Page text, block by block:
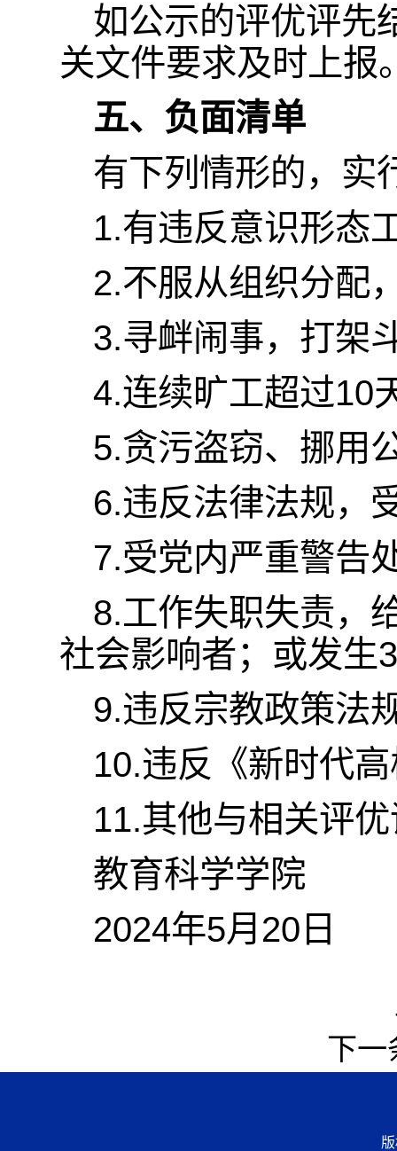
如公示的评优评先
关文件要求及时上报
五、负面清单
有下列情形的，实
1.有违反意识形态
2.不服从组织分配
3.寻衅闹事，打架
4.连续旷工超过10
5.贪污盗窃、挪用
6.违反法律法规，
7.受党内严重警告
8.工作失职失责，
社会影响者；或发生
9.违反宗教政策法
10.违反《新时代
11.其他与相关评
教育科学学院
2024年5月20日
下一